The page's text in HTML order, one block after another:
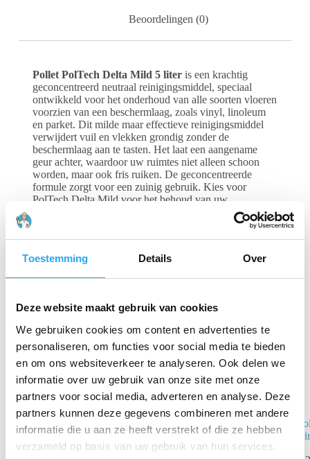
Toestemming Details Over
Deze website maakt gebruik van cookies
We gebruiken cookies om content en advertenties te
personaliseren, om functies voor social media te bieden
en om ons websiteverkeer te analyseren. Ook delen we
informatie over uw gebruik van onze site met onze
partners voor social media, adverteren en analyse. Deze
partners kunnen deze gegevens combineren met andere
informatie die u aan ze heeft verstrekt of die ze hebben
verzameld op basis van uw gebruik van hun services.
Beoordelingen (0)
Pollet PolTech Delta Mild 5 literis een krachtig
geconcentreerd neutraal reinigingsmiddel, speciaal
ontwikkeld voor het onderhoud van alle soorten vloeren
voorzien van een beschermlaag, zoals vinyl, linoleum
en parket. Dit milde maar effectieve reinigingsmiddel
verwijdert vuil en vlekken grondig zonder de
beschermlaag aan te tasten. Het laat een aangename
geur achter, waardoor uw ruimtes niet alleen schoon
worden, maar ook fris ruiken. De geconcentreerde
formule zorgt voor een zuinig gebruik. Kies voor
PolTech Delta Mild voor het behoud van uw
Gerelateerde producten
Pollet PolTech
Ecosilk
Zijdeglans 5